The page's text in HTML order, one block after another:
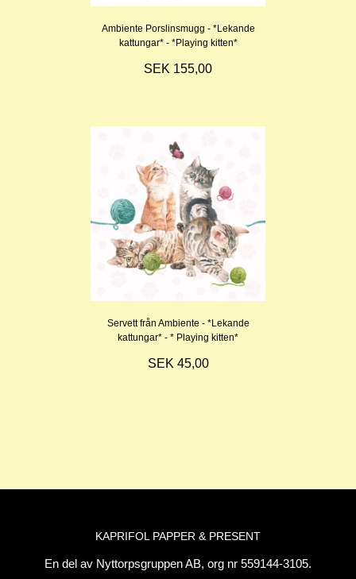
Ambiente Porslinsmugg - *Lekande
kattungar* - *Playing kitten*
SEK 155,00
Servett från Ambiente - *Lekande
kattungar* - * Playing kitten*
SEK 45,00
KAPRIFOL PAPPER & PRESENT
En del av Nyttorpsgruppen AB, org nr 559144-3105.